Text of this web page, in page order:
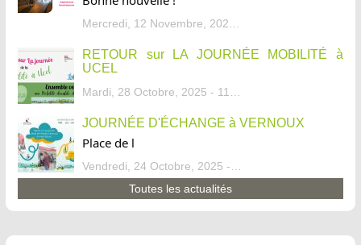
RETOUR sur LA JOURNÉE MOBILITÉ à
UCEL
JOURNÉE D'ÉCHANGE à VERNOUX
Place de l
Toutes les actualités